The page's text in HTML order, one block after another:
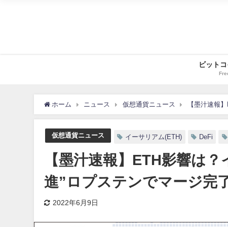
ビット
ホーム ニュース 仮想通貨ニュース 【墨汁速報
仮想通貨ニュース イーサリアム(ETH) DeFi
【墨汁速報】ETH影響は
進”ロプステンでマージ完
2022年6月9日